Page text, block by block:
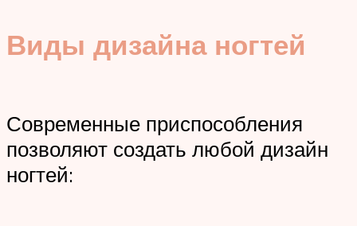
Виды дизайна ногтей
Современные приспособления
позволяют создать любой дизайн
ногтей: